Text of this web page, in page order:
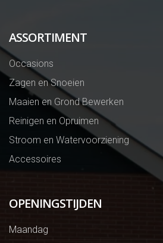
ASSORTIMENT
Occasions
Zagen en Snoeien
Maaien en Grond Bewerken
Reinigen en Opruimen
Stroom en Watervoorziening
Accessoires
OPENINGSTIJDEN
Maandag